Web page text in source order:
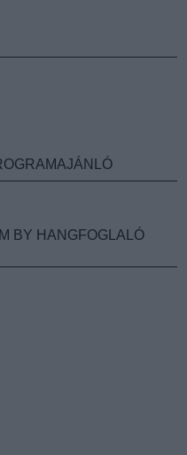
BY HANGFOGLALÓ